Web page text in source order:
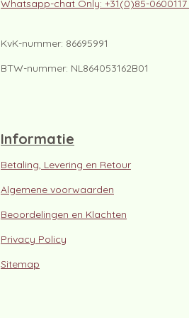
Whatsapp-chat Only: +31(0)85-0600117
KvK-nummer: 86695991
BTW-nummer: NL864053162B01
Informatie
Betaling, Levering en Retour
Algemene voorwaarden
Beoordelingen en Klachten
Privacy Policy
Sitemap